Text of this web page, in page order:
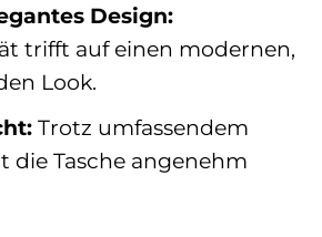
Design:
trifft auf einen modernen,
Look.
Trotz umfassendem
die Tasche angenehm